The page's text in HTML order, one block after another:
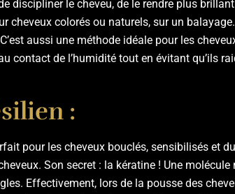
discipliner le cheveu, de le rendre plus
cheveux colorés ou naturels, sur un
aussi une méthode idéale pour les
contact de l’humidité tout en évitant qu’ils
:
pour les cheveux bouclés, sensibilisés et
Son secret : la kératine ! Une
Effectivement, lors de la pousse des